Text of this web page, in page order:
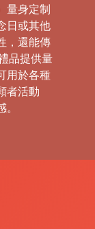
量身定制
日或其他
，還能傳
品提供量
用於各種
者活動